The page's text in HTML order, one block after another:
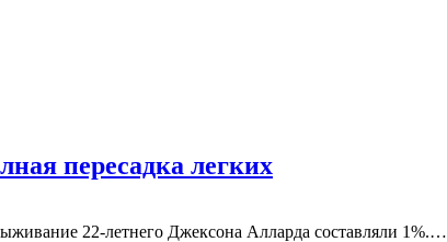
пересадка легких
22-летнего Джексона Алларда составляли 1%.…